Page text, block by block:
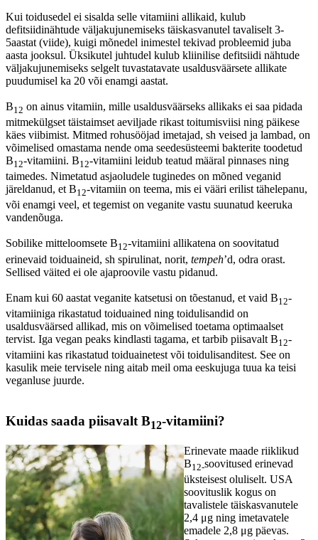
Kui toidusedel ei sisalda selle vitamiini allikaid, kulub
defitsiidinähtude väljakujunemiseks täiskasvanutel tavaliselt 3-
5aastat (viide), kuigi mõnedel inimestel tekivad probleemid juba
aasta jooksul. Üksikutel juhtudel kulub kliinilise defitsiidi nähtude
väljakujunemiseks selgelt tuvastatavate usaldusväärsete allikate
puudumisel ka 20 või enamgi aastat.
B12 on ainus vitamiin, mille usaldusväärseks allikaks ei saa pidada
mitmekülgset täistaimset aeviljade rikast toitumisviisi ning päikese
käes viibimist. Mitmed rohusööjad imetajad, sh veised ja lambad, on
võimelised omastama nende oma seedesüsteemi bakterite toodetud
B12-vitamiini. B12-vitamiini leidub teatud määral pinnases ning
taimedes. Nimetatud asjaoludele tuginedes on mõned veganid
järeldanud, et B12-vitamiin on teema, mis ei vääri erilist tähelepanu,
või enamgi veel, et tegemist on veganite vastu suunatud keeruka
vandenõuga.
Sobilike mitteloomsete B12-vitamiini allikatena on soovitatud
erinevaid toiduaineid, sh spirulinat, norit, tempeh’d, odra orast.
Sellised väited ei ole ajaproovile vastu pidanud.
Enam kui 60 aastat veganite katsetusi on tõestanud, et vaid B12-
vitamiiniga rikastatud toiduained ning toidulisandid on
usaldusväärsed allikad, mis on võimelised toetama optimaalset
tervist. Iga vegan peaks kindlasti tagama, et tarbib piisavalt B12-
vitamiini kas rikastatud toiduainetest või toidulisanditest. See on
kasulik meie tervisele ning aitab meil oma eeskujuga tuua ka teisi
veganluse juurde.
Kuidas saada piisavalt B12-vitamiini?
Erinevate maade riiklikud
B12-soovitused erinevad
üksteisest oluliselt. USA
soovituslik kogus on
tavalistele täiskasvanutele
2,4 μg ning imetavatele
emadele 2,8 μg päevas.